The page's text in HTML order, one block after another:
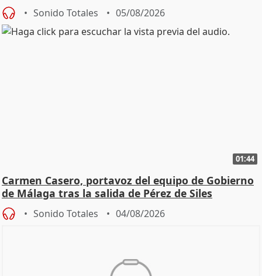
Sonido Totales 05/08/2026
01:44
Carmen Casero, portavoz del equipo de Gobierno
de Málaga tras la salida de Pérez de Siles
Sonido Totales 04/08/2026